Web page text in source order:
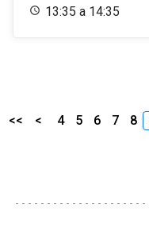
13:35 a 14:35
<< < 4 5 6 7 8